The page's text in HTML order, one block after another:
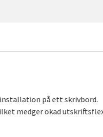
på ett skrivbord.
medger ökad